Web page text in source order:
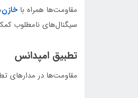
مقاومت‌ها همراه باخازن‌
سیگنال‌های نامطلوب
تطبیق امپدانس
مقاومت‌ها در مدارهای